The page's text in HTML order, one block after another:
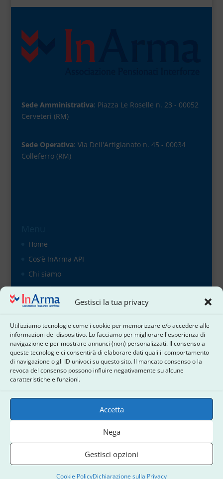
Gestisci la tua privacy
Utilizziamo tecnologie come i cookie per memorizzare e/o accedere alle
informazioni del dispositivo. Lo facciamo per migliorare l'esperienza di
navigazione e per mostrare annunci (non) personalizzati. Il consenso a
queste tecnologie ci consentirà di elaborare dati quali il comportamento
di navigazione o gli ID univoci su questo sito. Il mancato consenso o la
revoca del consenso possono influire negativamente su alcune
caratteristiche e funzioni.
Accetta
Nega
Gestisci opzioni
Cookie PolicyDichiarazione sulla Privacy
Sede Amministrativa: Piazza Le Roselle n. 23 - 00052
Cerveteri (RM)
Sede Operativa: Via Dell'Artigianato n. 45 - 00034
Colleferro (RM)
Home
Cos’è InArma API
Chi siamo
Organigramma
il direttivo
Cookie Policy
Dichiarazione sulla Privacy
Termini e condizioni
Disconoscimento
91080560583 2022-2026 © Tutti i diritti sono riservati